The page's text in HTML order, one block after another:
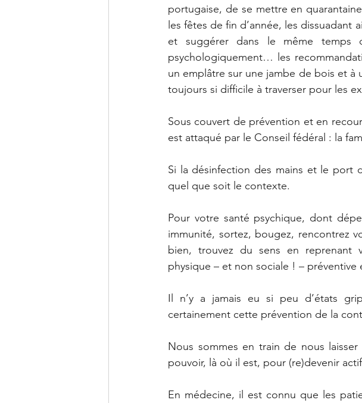
portugaise, de se mettre en
les fêtes de fin d’année, les
et suggérer dans le même temps
psychologiquement… les
un emplâtre sur une jambe de bois et à
toujours si difficile à traverser pour les
Sous couvert de prévention et en
est attaqué par le Conseil fédéral : la
Si la désinfection des mains et le port
quel que soit le contexte.
Pour votre santé psychique, dont
immunité, sortez, bougez, rencontrez
bien, trouvez du sens en reprenant
physique – et non sociale ! – préventive
Il n’y a jamais eu si peu d’états
certainement cette prévention de la
Nous sommes en train de nous
pouvoir, là où il est, pour (re)devenir
En médecine, il est connu que les